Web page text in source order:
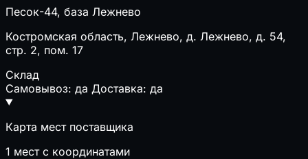
Песок-44, база Лежнево
Костромская область, Лежнево, д. Лежнево, д. 54,
стр. 2, пом. 17
Склад
Самовывоз: да Доставка: да
Карта мест поставщика
1 мест с координатами